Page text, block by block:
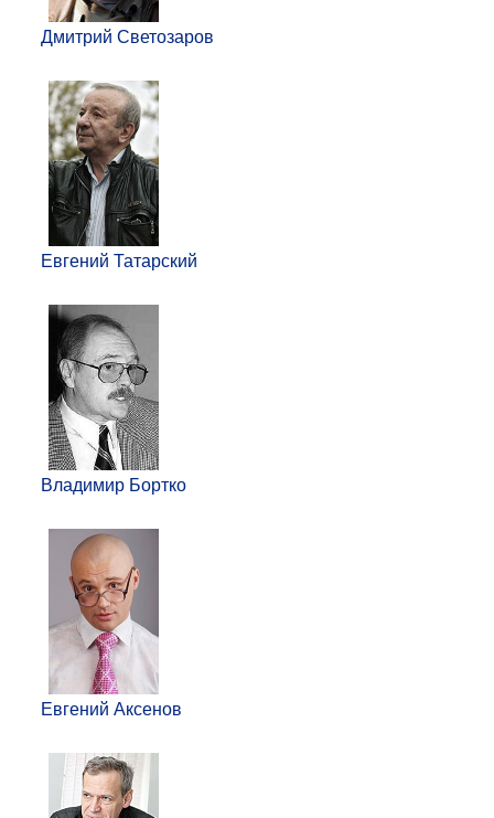
Дмитрий Светозаров
Евгений Татарский
Владимир Бортко
Евгений Аксенов